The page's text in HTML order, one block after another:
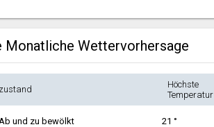
Monatliche Wettervorhersage
Höchste
Temperatur
und zu bewölkt 21 °